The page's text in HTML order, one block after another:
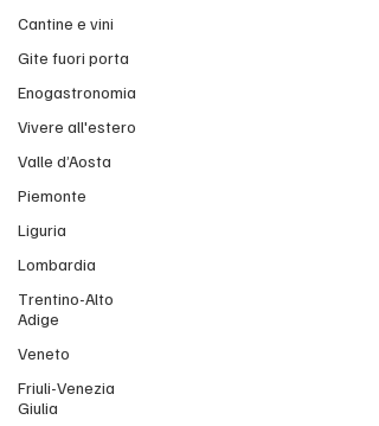
Cantine e vini
Gite fuori porta
Enogastronomia
Vivere all'estero
Valle d’Aosta
Piemonte
Liguria
Lombardia
Trentino-Alto
Adige
Veneto
Friuli-Venezia
Giulia